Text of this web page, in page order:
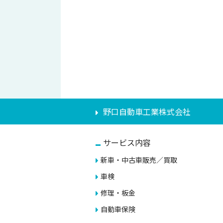
野口自動車工業株式会社
サービス内容
新車・中古車販売／買取
車検
修理・板金
自動車保険